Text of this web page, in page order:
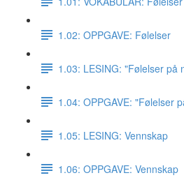
1.02: OPPGAVE: Følelser
1.03: LESING: "Følelser på
1.04: OPPGAVE: "Følelser
1.05: LESING: Vennskap
1.06: OPPGAVE: Vennskap